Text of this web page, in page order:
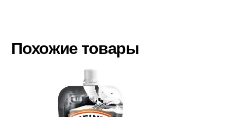
Похожие товары